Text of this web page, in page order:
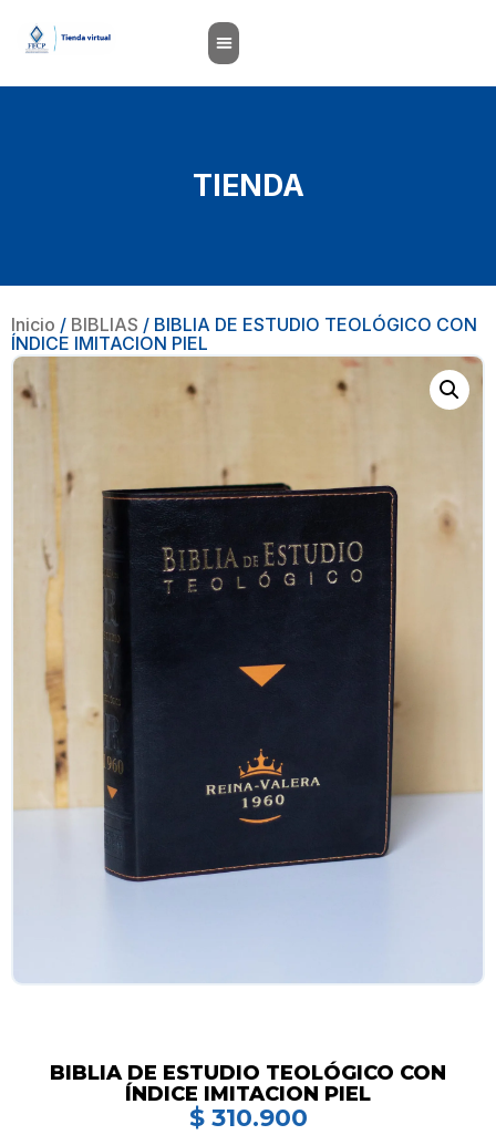
TIENDA
Inicio / BIBLIAS / BIBLIA DE ESTUDIO TEOLÓGICO CON
ÍNDICE IMITACION PIEL
BIBLIA DE ESTUDIO TEOLÓGICO CON
ÍNDICE IMITACION PIEL
$310.900